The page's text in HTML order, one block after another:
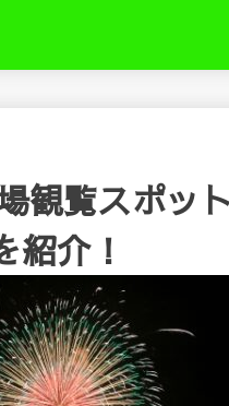
観覧スポッ
紹介！